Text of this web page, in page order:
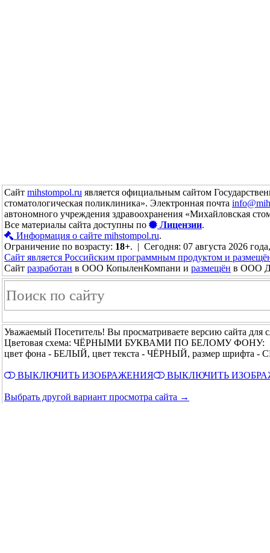
Сайт mihstompol.ru является официальным сайтом
стоматологическая поликлиника». Электронная почта
автономного учреждения здравоохранения «Михайловская
Все материалы сайта доступны по
Лицензии.
Информация о сайте mihstompol.ru.
Ограничение по возрасту: 18+. | Сегодня: 07 августа 2026
Сайт является Российским программным продуктом и
Сайт разработан в ООО КопыленКомпани и размещён в ООО
Уважаемый Посетитель! Вы просматриваете версию сайта для
Цветовая схема: ЧЁРНЫМИ БУКВАМИ ПО БЕЛОМУ ФОНУ:
цвет фона - БЕЛЫЙ, цвет текста - ЧЁРНЫЙ, размер шрифта
ВЫКЛЮЧИТЬ ИЗОБРАЖЕНИЯ ВЫКЛЮЧИТЬ
Выбрать другой вариант просмотра сайта →